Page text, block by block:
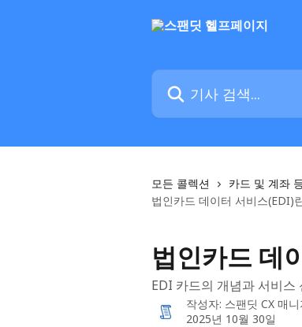
기사 검색...
모든 콜렉션 카드 및 계좌
법인카드 데이터 서비스(EDI)
법인카드 데
EDI 카드의 개념과 서비스
작성자: 스팬딧 CX 매니
2025년 10월 30일